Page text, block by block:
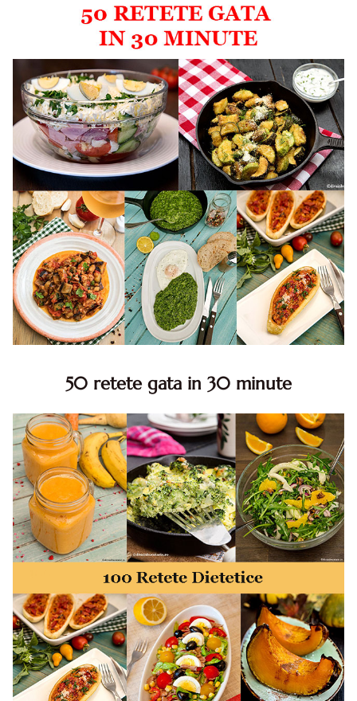
50 retete gata in 30 minute
minute. Retete rapide. Retete rapide de mancare. Idei
retete mancare rapid